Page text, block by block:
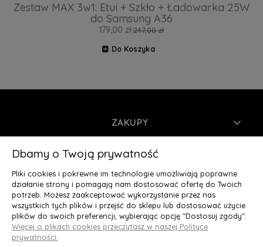
Zestaw MAX 3w1: Etui + Szkło + Ładowarka 25W
do Samsung A36
179,00 zł 247,00 zł
Do Koszyka
ZAKUPY
INFORMACJE
MOJE KONTO
O NAS
Deluxury.pl
Dbamy o Twoją prywatność
Pliki cookies i pokrewne im technologie umożliwiają poprawne
działanie strony i pomagają nam dostosować ofertę do Twoich
potrzeb. Możesz zaakceptować wykorzystanie przez nas
wszystkich tych plików i przejść do sklepu lub dostosować użycie
plików do swoich preferencji, wybierając opcję "Dostosuj zgody".
Więcej o plikach cookies przeczytasz w naszej Polityce
prywatności.